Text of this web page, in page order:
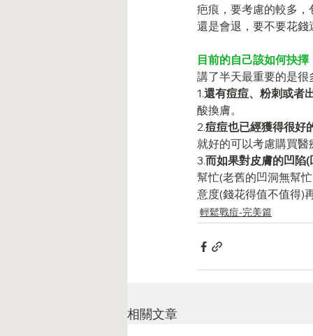
疤痕，要考慮的較多
還是會退，要不要花
目前的自己該如何抉擇
講了半天最重要的是
1.還有痘痘、粉刺或者
酸換膚。
2.痘痘也已經獲得很好
就好的可以考慮購買
3.而如果對皮膚的凹陷
幫忙(老舊的凹洞無幫
意度(錢花得值不值得)
輕鬆戰痘-完美篇
相關文章